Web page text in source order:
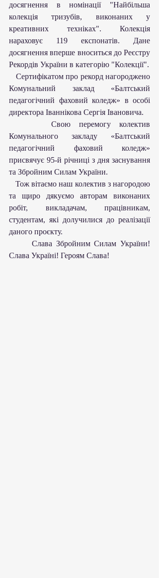
досягнення в номінації "Найбільша
колекція тризубів, виконаних у
креативних техніках". Колекція
нараховує 119 експонатів. Дане
досягнення вперше вноситься до Реєстру
Рекордів України в категорію "Колекції".
Комунальний заклад «Балтський
педагогічний фаховий коледж» в особі
директора Іваннікова Сергія Івановича.
Комунального закладу «Балтський
педагогічний фаховий коледж»
присвячує 95-й річниці з дня заснування
та Збройним Силам України.
та щиро дякуємо авторам виконаних
робіт, викладачам, працівникам,
студентам, які долучилися до реалізації
даного проєкту.
Слава Україні! Героям Слава!